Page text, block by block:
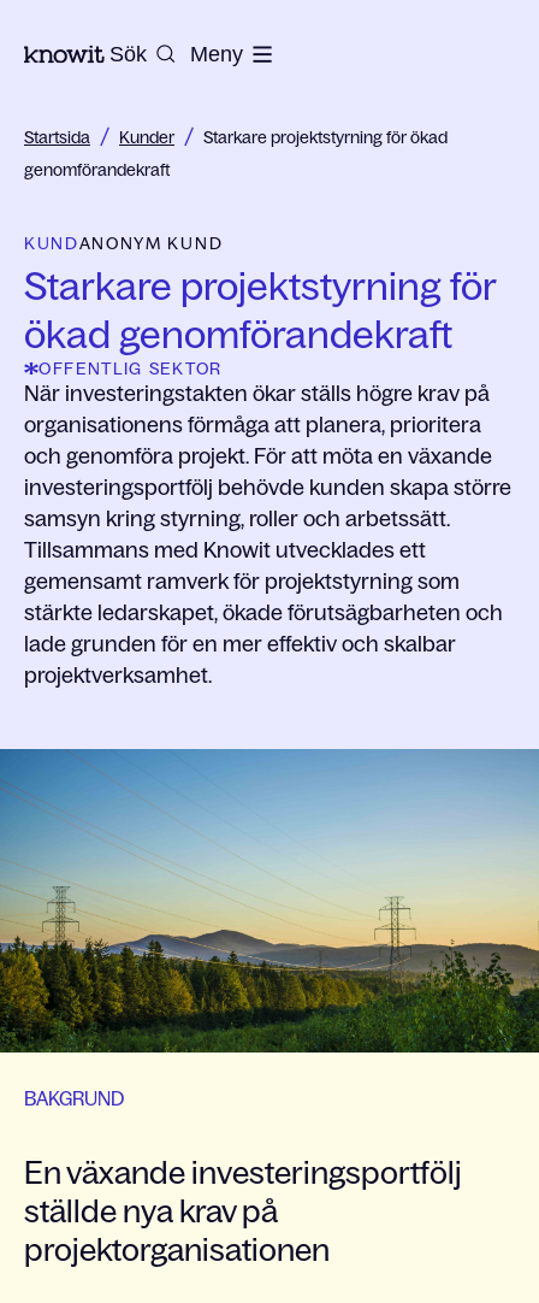
Till startsidan på Knowit
Sök Meny
Startsida / Kunder / Starkare projektstyrning för ökad
genomförandekraft
KUNDANONYM KUND
Starkare projektstyrning för
ökad genomförandekraft
OFFENTLIG SEKTOR
När investeringstakten ökar ställs högre krav på
organisationens förmåga att planera, prioritera
och genomföra projekt. För att möta en växande
investeringsportfölj behövde kunden skapa större
samsyn kring styrning, roller och arbetssätt.
Tillsammans med Knowit utvecklades ett
gemensamt ramverk för projektstyrning som
stärkte ledarskapet, ökade förutsägbarheten och
lade grunden för en mer effektiv och skalbar
projektverksamhet.
BAKGRUND
En växande investeringsportfölj
ställde nya krav på
projektorganisationen